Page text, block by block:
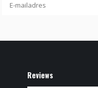
Reviews